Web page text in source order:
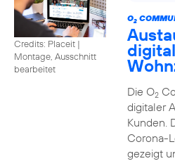
Credits: Placeit |
Montage, Ausschnitt
bearbeitet
O2
Die O2
digitaler
Kunden.
Corona-
gezeigt